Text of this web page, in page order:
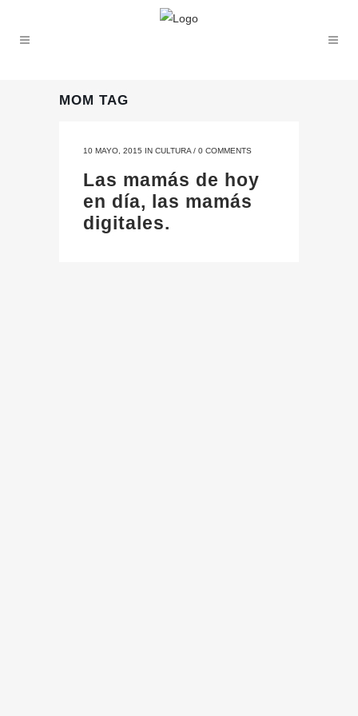
MOM TAG
10 MAYO, 2015 IN CULTURA / 0 COMMENTS
Las mamás de hoy
en día, las mamás
digitales.